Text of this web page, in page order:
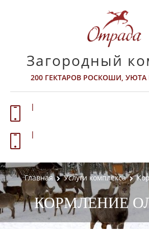
Загородный
200 ГЕКТАРОВ РОСКОШИ,
|
|
О
АКТИВНЫЙ
ВИДЕО
Главная Услуги комплекса
КОРМЛЕНИЕ